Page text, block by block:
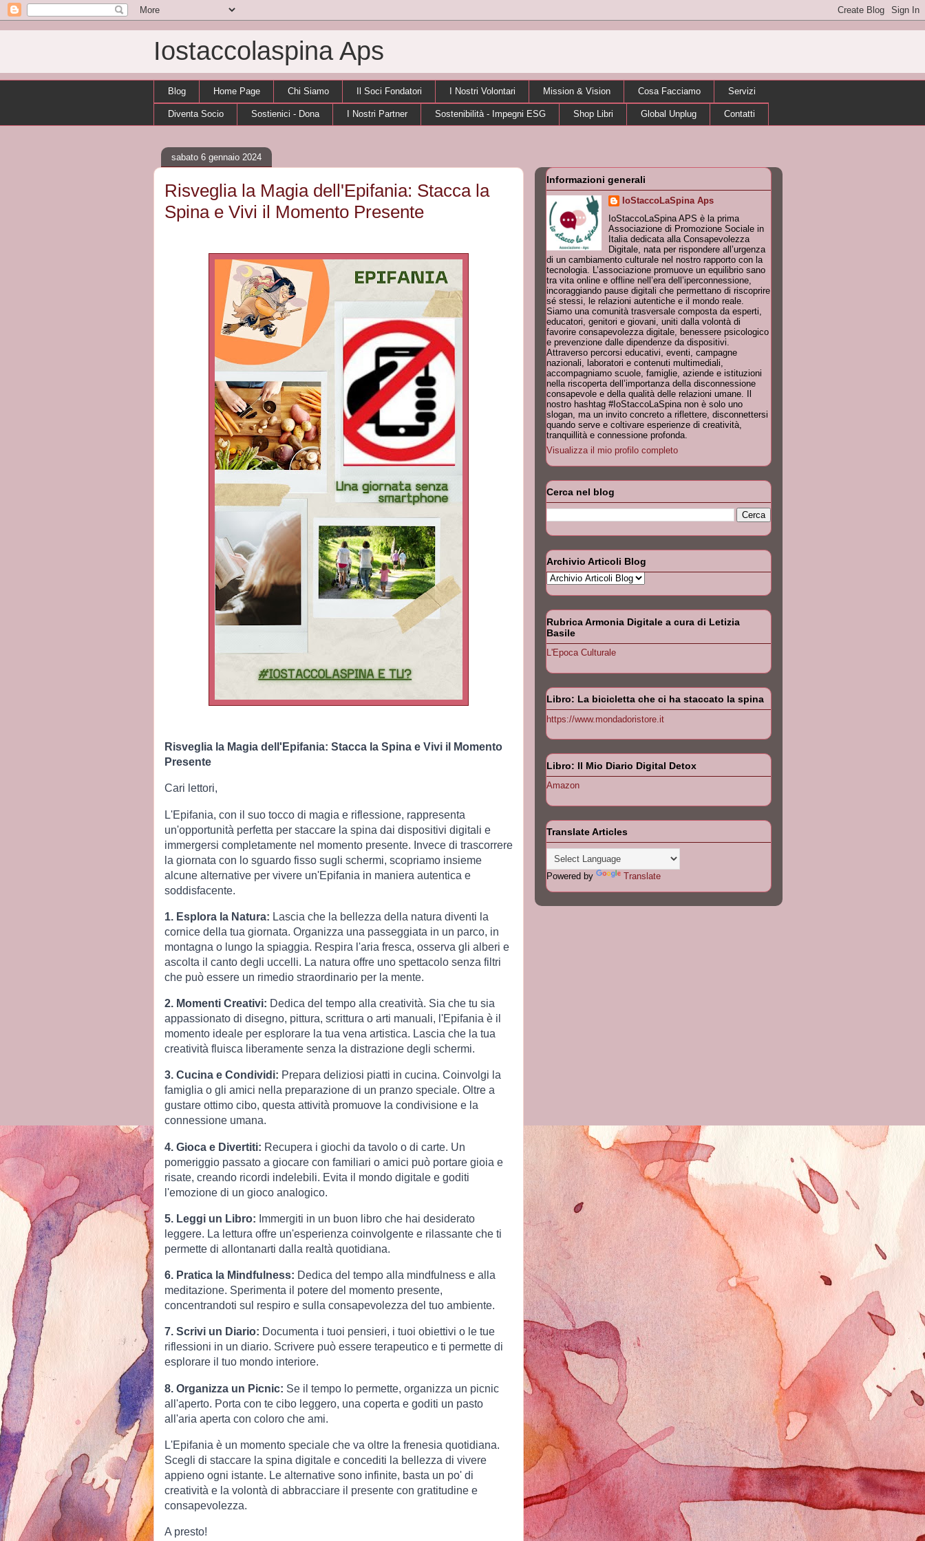
Iostaccolaspina Aps
Blog Home Page Chi Siamo Il Soci Fondatori I Nostri Volontari Mission & Vision Cosa Facciamo Servizi
Diventa Socio Sostienici - Dona I Nostri Partner Sostenibilità - Impegni ESG Shop Libri Global Unplug Contatti
sabato 6 gennaio 2024
Risveglia la Magia dell'Epifania: Stacca la
Spina e Vivi il Momento Presente
Risveglia la Magia dell'Epifania: Stacca la Spina e Vivi il Momento
Presente
Cari lettori,
L'Epifania, con il suo tocco di magia e riflessione, rappresenta
un'opportunità perfetta per staccare la spina dai dispositivi digitali e
immergersi completamente nel momento presente. Invece di trascorrere
la giornata con lo sguardo fisso sugli schermi, scopriamo insieme
alcune alternative per vivere un'Epifania in maniera autentica e
soddisfacente.
1. Esplora la Natura: Lascia che la bellezza della natura diventi la
cornice della tua giornata. Organizza una passeggiata in un parco, in
montagna o lungo la spiaggia. Respira l'aria fresca, osserva gli alberi e
ascolta il canto degli uccelli. La natura offre uno spettacolo senza filtri
che può essere un rimedio straordinario per la mente.
2. Momenti Creativi: Dedica del tempo alla creatività. Sia che tu sia
appassionato di disegno, pittura, scrittura o arti manuali, l'Epifania è il
momento ideale per esplorare la tua vena artistica. Lascia che la tua
creatività fluisca liberamente senza la distrazione degli schermi.
3. Cucina e Condividi: Prepara deliziosi piatti in cucina. Coinvolgi la
famiglia o gli amici nella preparazione di un pranzo speciale. Oltre a
gustare ottimo cibo, questa attività promuove la condivisione e la
connessione umana.
4. Gioca e Divertiti: Recupera i giochi da tavolo o di carte. Un
pomeriggio passato a giocare con familiari o amici può portare gioia e
risate, creando ricordi indelebili. Evita il mondo digitale e goditi
l'emozione di un gioco analogico.
5. Leggi un Libro: Immergiti in un buon libro che hai desiderato
leggere. La lettura offre un'esperienza coinvolgente e rilassante che ti
permette di allontanarti dalla realtà quotidiana.
6. Pratica la Mindfulness: Dedica del tempo alla mindfulness e alla
meditazione. Sperimenta il potere del momento presente,
concentrandoti sul respiro e sulla consapevolezza del tuo ambiente.
7. Scrivi un Diario: Documenta i tuoi pensieri, i tuoi obiettivi o le tue
riflessioni in un diario. Scrivere può essere terapeutico e ti permette di
esplorare il tuo mondo interiore.
8. Organizza un Picnic: Se il tempo lo permette, organizza un picnic
all'aperto. Porta con te cibo leggero, una coperta e goditi un pasto
all'aria aperta con coloro che ami.
L'Epifania è un momento speciale che va oltre la frenesia quotidiana.
Scegli di staccare la spina digitale e concediti la bellezza di vivere
appieno ogni istante. Le alternative sono infinite, basta un po' di
creatività e la volontà di abbracciare il presente con gratitudine e
consapevolezza.
A presto!
Informazioni generali
IoStaccoLaSpina Aps
IoStaccoLaSpina APS è la prima
Associazione di Promozione Sociale in
Italia dedicata alla Consapevolezza
Digitale, nata per rispondere all’urgenza
di un cambiamento culturale nel nostro rapporto con la
tecnologia. L’associazione promuove un equilibrio sano
tra vita online e offline nell’era dell’iperconnessione,
incoraggiando pause digitali che permettano di riscoprire
sé stessi, le relazioni autentiche e il mondo reale.
Siamo una comunità trasversale composta da esperti,
educatori, genitori e giovani, uniti dalla volontà di
favorire consapevolezza digitale, benessere psicologico
e prevenzione dalle dipendenze da dispositivi.
Attraverso percorsi educativi, eventi, campagne
nazionali, laboratori e contenuti multimediali,
accompagniamo scuole, famiglie, aziende e istituzioni
nella riscoperta dell’importanza della disconnessione
consapevole e della qualità delle relazioni umane. Il
nostro hashtag #IoStaccoLaSpina non è solo uno
slogan, ma un invito concreto a riflettere, disconnettersi
quando serve e coltivare esperienze di creatività,
tranquillità e connessione profonda.
Visualizza il mio profilo completo
Cerca nel blog
Archivio Articoli Blog
Rubrica Armonia Digitale a cura di Letizia
Basile
L'Epoca Culturale
Libro: La bicicletta che ci ha staccato la spina
https://www.mondadoristore.it
Libro: Il Mio Diario Digital Detox
Amazon
Translate Articles
Powered by Translate